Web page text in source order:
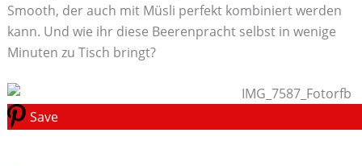
Smooth, der auch mit Müsli perfekt kombiniert werden
kann. Und wie ihr diese Beerenpracht selbst in wenige
Minuten zu Tisch bringt?
Save